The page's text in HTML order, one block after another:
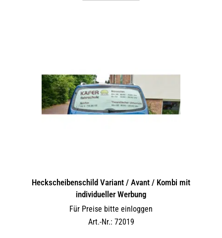
Heckscheibenschild Variant / Avant / Kombi mit
individueller Werbung
Für Preise bitte einloggen
Art.-Nr.: 72019